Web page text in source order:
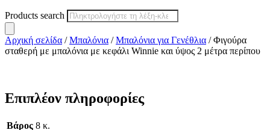
Products search
Αρχική σελίδα /Μπαλόνια /Μπαλόνια για Γενέθλια / Φιγούρα
σταθερή με μπαλόνια με κεφάλι Winnie και ύψος 2 μέτρα περίπου
Επιπλέον πληροφορίες
Βάρος 8 κ.